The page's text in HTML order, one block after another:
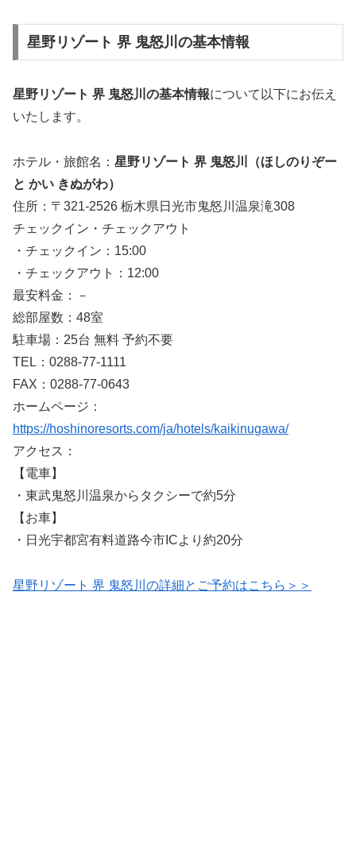
星野リゾート 界 鬼怒川の基本情報
星野リゾート 界 鬼怒川の基本情報について以下にお伝え
いたします。
ホテル・旅館名： 星野リゾート 界 鬼怒川（ほしのりぞー
と かい きぬがわ）
住所：〒321-2526 栃木県日光市鬼怒川温泉滝308
チェックイン・チェックアウト
・チェックイン：15:00
・チェックアウト：12:00
最安料金：－
総部屋数：48室
駐車場：25台 無料 予約不要
TEL：0288-77-1111
FAX：0288-77-0643
ホームページ：
https://hoshinoresorts.com/ja/hotels/kaikinugawa/
アクセス：
【電車】
・東武鬼怒川温泉からタクシーで約5分
【お車】
・日光宇都宮有料道路今市ICより約20分
星野リゾート 界 鬼怒川の詳細とご予約はこちら＞＞